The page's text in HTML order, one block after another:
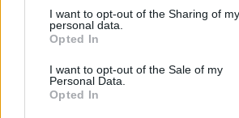
not limited to your visit or usage
grant or deny consent to Google and its
use your data for below specified
consent section.
I want to opt-out of the Sharing of my
personal data.
Opted In
I want to opt-out of the Sale of my
Personal Data.
Opted In